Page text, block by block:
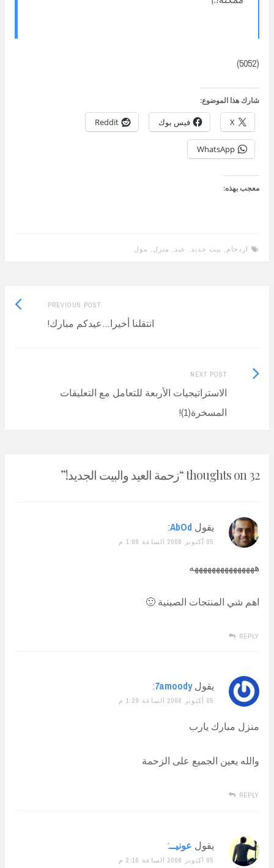
(5052)
شارك هذا الموضوع:
X فيس بوك Reddit
WhatsApp
معجب بهذه:
ازدحام بيت جديد عيد منزل مول
PREVIOUS POST
Previous
post:انتقلنا أخيرا…عيدكم مبارك!
NEXT POST
الاستراتيجيات الأربعة للتعامل مع التعليقات
المسخرة(1)!
Next
Post:
32 thoughts on “ زحمة العيد والبيت الجديد!”
يقول AbOd
:
05 أكتوبر 2008 الساعة 1:09 م
هههههههههههههههه
اهم شي المنتجات الصينية 🙂
REPLY
يقول 7amoody
:
05 أكتوبر 2008 الساعة 1:29 م
منزل مبارك يارب
والله يعين الجميع على الزحمة
REPLY
يقول عونيــ:
05 أكتوبر 2008 الساعة 2:16 م